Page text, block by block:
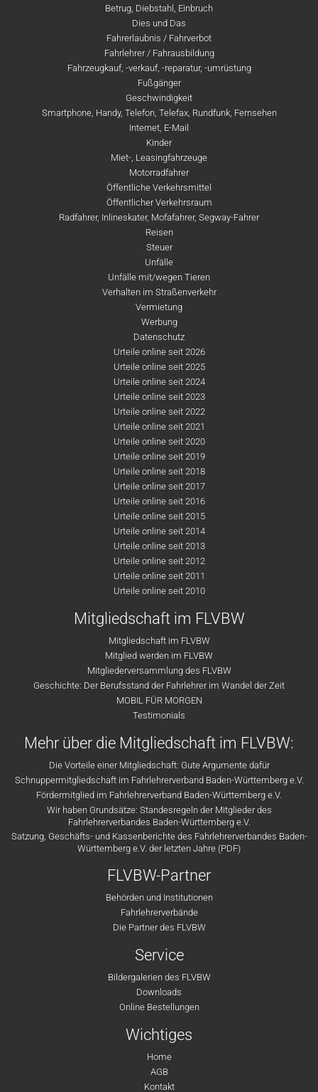
Betrug, Diebstahl, Einbruch
Dies und Das
Fahrerlaubnis / Fahrverbot
Fahrlehrer / Fahrausbildung
Fahrzeugkauf, -verkauf, -reparatur, -umrüstung
Fußgänger
Geschwindigkeit
Smartphone, Handy, Telefon, Telefax, Rundfunk, Fernsehen
Internet, E-Mail
Kinder
Miet-, Leasingfahrzeuge
Motorradfahrer
Öffentliche Verkehrsmittel
Öffentlicher Verkehrsraum
Radfahrer, Inlineskater, Mofafahrer, Segway-Fahrer
Reisen
Steuer
Unfälle
Unfälle mit/wegen Tieren
Verhalten im Straßenverkehr
Vermietung
Werbung
Datenschutz
Urteile online seit 2026
Urteile online seit 2025
Urteile online seit 2024
Urteile online seit 2023
Urteile online seit 2022
Urteile online seit 2021
Urteile online seit 2020
Urteile online seit 2019
Urteile online seit 2018
Urteile online seit 2017
Urteile online seit 2016
Urteile online seit 2015
Urteile online seit 2014
Urteile online seit 2013
Urteile online seit 2012
Urteile online seit 2011
Urteile online seit 2010
Mitgliedschaft im FLVBW
Mitgliedschaft im FLVBW
Mitglied werden im FLVBW
Mitgliederversammlung des FLVBW
Geschichte: Der Berufsstand der Fahrlehrer im Wandel der Zeit
MOBIL FÜR MORGEN
Testimonials
Mehr über die Mitgliedschaft im FLVBW:
Die Vorteile einer Mitgliedschaft: Gute Argumente dafür
Schnuppermitgliedschaft im Fahrlehrerverband Baden-Württemberg e.V.
Fördermitglied im Fahrlehrerverband Baden-Württemberg e.V.
Wir haben Grundsätze: Standesregeln der Mitglieder des
Fahrlehrerverbandes Baden-Württemberg e.V.
Satzung, Geschäfts- und Kassenberichte des Fahrlehrerverbandes Baden-
Württemberg e.V. der letzten Jahre (PDF)
FLVBW-Partner
Behörden und Institutionen
Fahrlehrerverbände
Die Partner des FLVBW
Service
Bildergalerien des FLVBW
Downloads
Online Bestellungen
Wichtiges
Home
AGB
Kontakt